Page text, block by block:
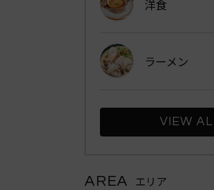
洋食
ラーメン
VIEW
AREA エリア